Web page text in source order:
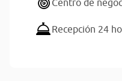
Centro de
Recepción 24